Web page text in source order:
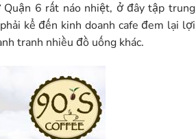
Quận 6 rất náo nhiệt, ở đây tập trung
kể đến kinh doanh cafe đem lại lợi
tranh nhiều đồ uống khác.